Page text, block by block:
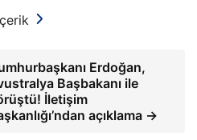
Erdoğan,
Başbakanı ile
İletişim
açıklama →